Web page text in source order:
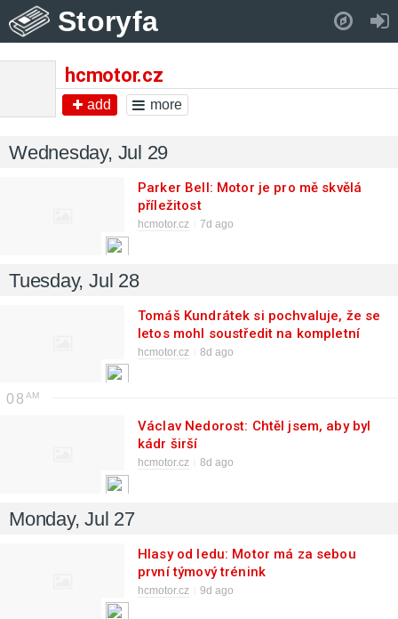
Storyfa
hcmotor.cz
add more
Wednesday, Jul 29
Parker Bell: Motor je pro mě skvělá
příležitost
hcmotor.cz 7d ago
Tuesday, Jul 28
Tomáš Kundrátek si pochvaluje, že se
letos mohl soustředit na kompletní
letní přípravu
hcmotor.cz 8d ago
08
Václav Nedorost: Chtěl jsem, aby byl
kádr širší
hcmotor.cz 8d ago
Monday, Jul 27
Hlasy od ledu: Motor má za sebou
první týmový trénink
hcmotor.cz 9d ago
Pull down to refresh..